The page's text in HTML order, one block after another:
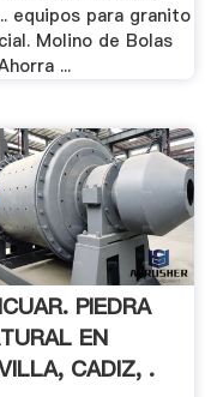
equipos para granito
Molino de Bolas
...
PIEDRA
EN
CADIZ, .